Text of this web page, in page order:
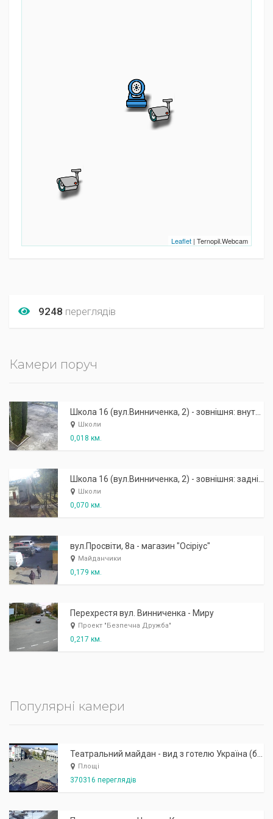
Leaflet | Ternopil.Webcam
9248 переглядів
Камери поруч
Школи
0,018 км.
Школи
0,070 км.
вул.Просвіти, 8а - магазин "Осіріус"
Майданчики
0,179 км.
Перехрестя вул. Винниченка - Миру
Проект "Безпечна Дружба"
0,217 км.
Популярні камери
Площі
370316 переглядів